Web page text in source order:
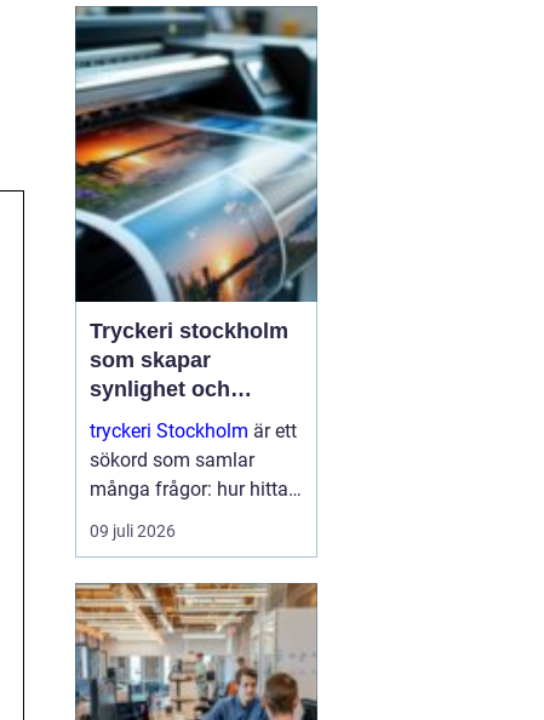
banan och minimera
krånglet med logistik är
ett genomtänkt p...
Tryckeri stockholm
som skapar
synlighet och
förtroende
tryckeri Stockholm är ett
sökord som samlar
många frågor: hur hittar
man rätt leverantör, vad
skiljer kvalitetstryck från
hur säkerställer man att
varumärket verkligen
lyfts fram? I en sta...
09 juli 2026